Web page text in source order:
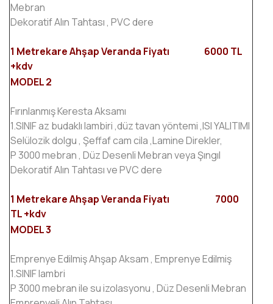
Mebran
Dekoratif Alın Tahtası , PVC dere
1 Metrekare Ahşap Veranda Fiyatı 6000 TL
+kdv
MODEL 2
Fırınlanmış Keresta Aksamı
1.SINIF az budaklı lambiri ,düz tavan yöntemi ,ISI YALITIMI
Selülozik dolgu , Şeffaf cam cila ,Lamine Direkler,
P 3000 mebran , Düz Desenli Mebran veya Şıngıl
Dekoratif Alın Tahtası ve PVC dere
1 Metrekare Ahşap Veranda Fiyatı 7000
TL +kdv
MODEL 3
Emprenye Edilmiş Ahşap Aksam , Emprenye Edilmiş
1.SINIF lambri
P 3000 mebran ile su izolasyonu , Düz Desenli Mebran